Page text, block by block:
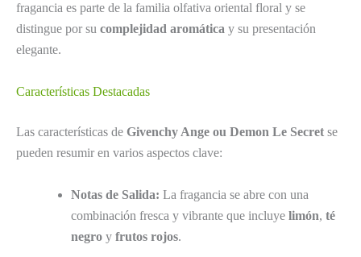
fragancia es parte de la familia olfativa oriental floral y se
distingue por su complejidad aromática y su presentación
elegante.
Características Destacadas
Las características de Givenchy Ange ou Demon Le Secret se
pueden resumir en varios aspectos clave:
Notas de Salida: La fragancia se abre con una
combinación fresca y vibrante que incluye limón, té
negro y frutos rojos.